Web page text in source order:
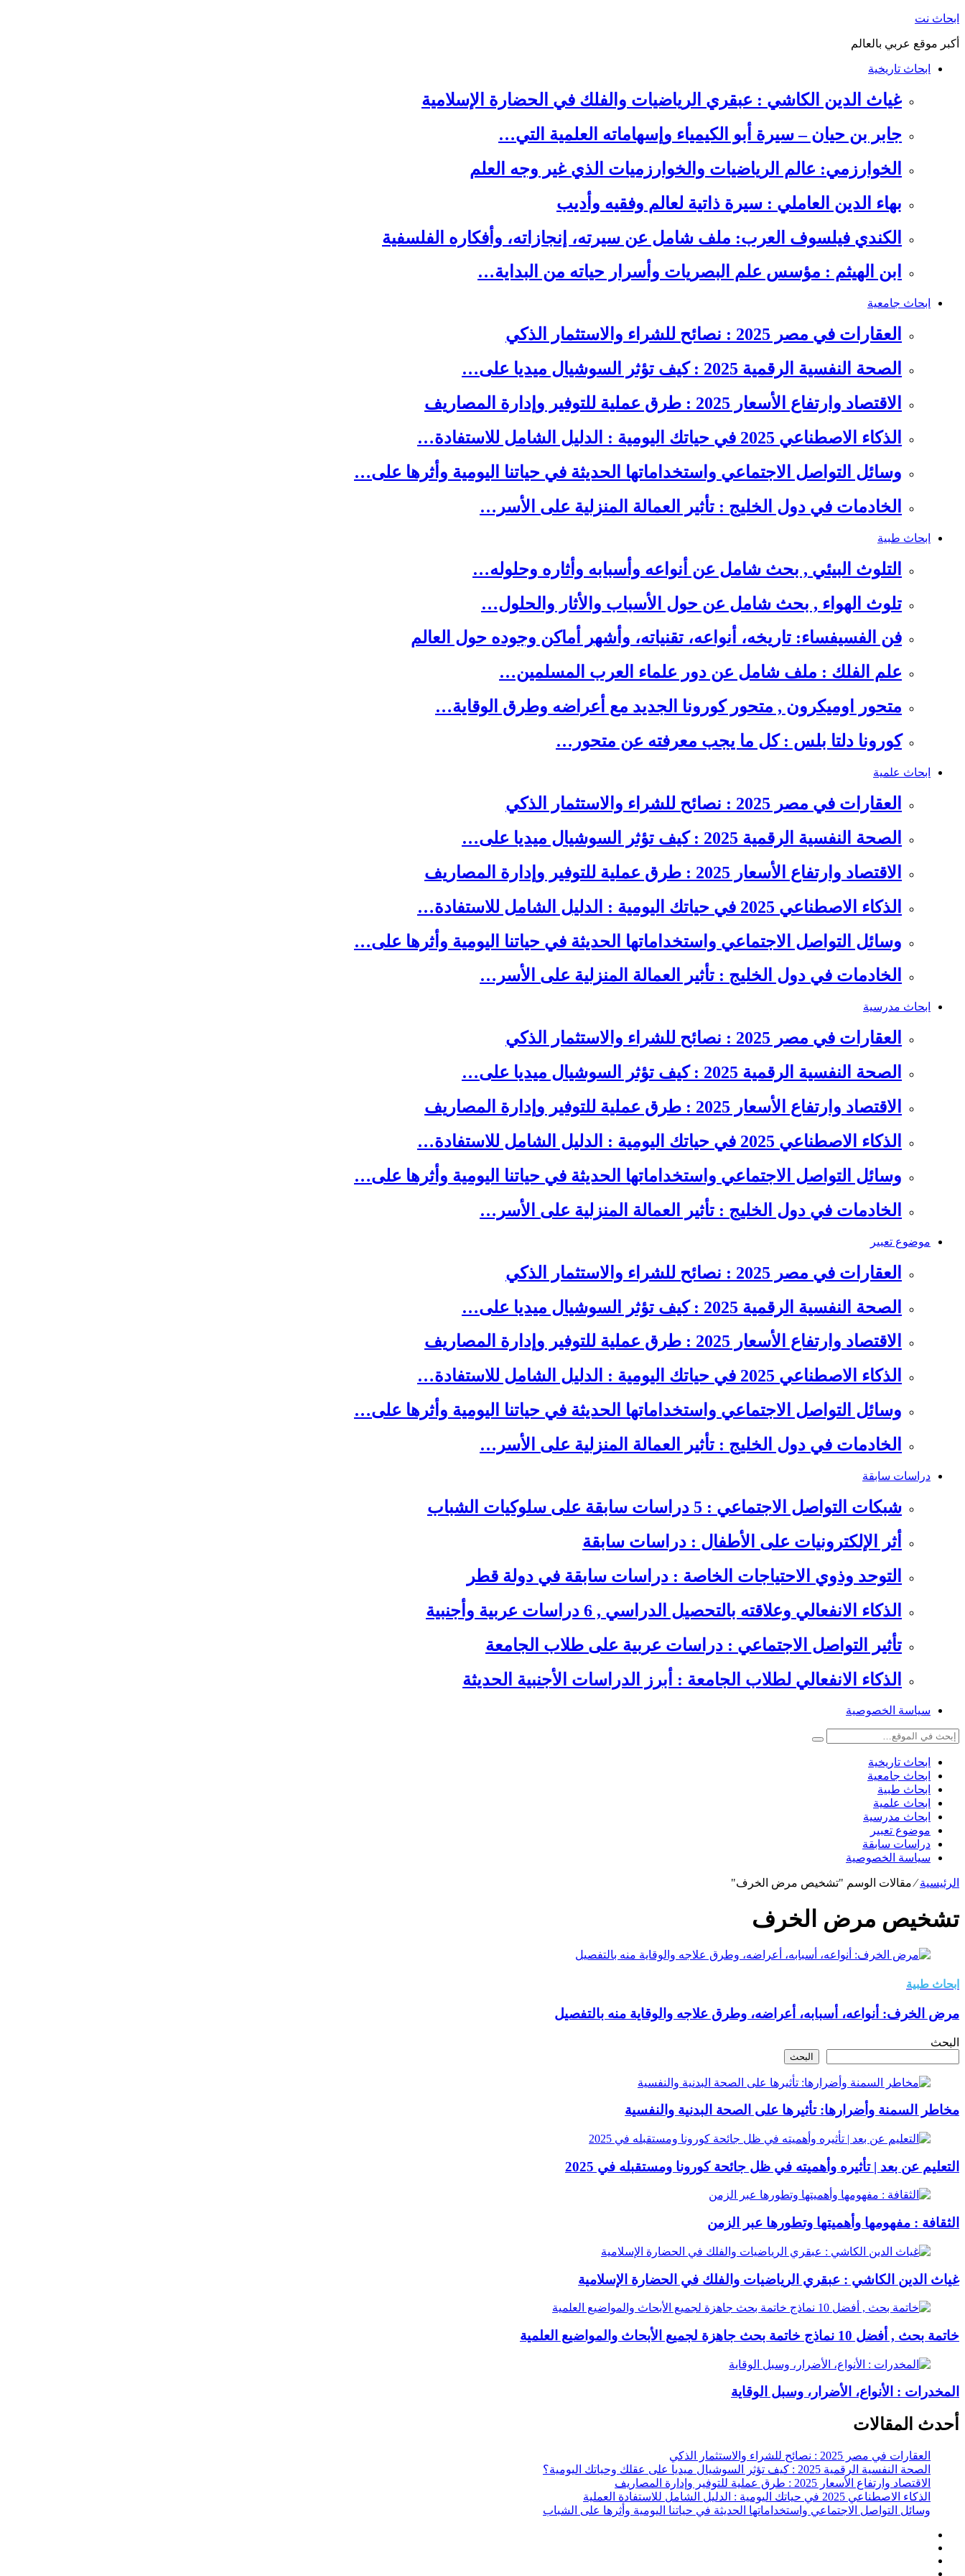
التجاوز
المحتوى
ابحاث نت
أكبر موقع عربي بالعالم
ابحاث تاريخية
غياث الدين الكاشي : عبقري الرياضيات والفلك في الحضارة الإسلامية
جابر بن حيان – سيرة أبو الكيمياء وإسهاماته العلمية التي…
الخوارزمي: عالم الرياضيات والخوارزميات الذي غير وجه العلم
بهاء الدين العاملي : سيرة ذاتية لعالم وفقيه وأديب
الكندي فيلسوف العرب: ملف شامل عن سيرته، إنجازاته، وأفكاره الفلسفية
ابن الهيثم : مؤسس علم البصريات وأسرار حياته من البداية…
ابحاث جامعية
العقارات في مصر 2025 : نصائح للشراء والاستثمار الذكي
الصحة النفسية الرقمية 2025 : كيف تؤثر السوشيال ميديا على…
الاقتصاد وارتفاع الأسعار 2025 : طرق عملية للتوفير وإدارة المصاريف
الذكاء الاصطناعي 2025 في حياتك اليومية : الدليل الشامل للاستفادة…
وسائل التواصل الاجتماعي واستخداماتها الحديثة في حياتنا اليومية وأثرها على…
الخادمات في دول الخليج : تأثير العمالة المنزلية على الأسر…
ابحاث طبية
التلوث البيئي , بحث شامل عن أنواعه وأسبابه وأثاره وحلوله…
تلوث الهواء , بحث شامل عن حول الأسباب والأثار والحلول…
فن الفسيفساء: تاريخه، أنواعه، تقنياته، وأشهر أماكن وجوده حول العالم
علم الفلك : ملف شامل عن دور علماء العرب المسلمين…
متحور اوميكرون , متحور كورونا الجديد مع أعراضه وطرق الوقاية…
كورونا دلتا بلس : كل ما يجب معرفته عن متحور…
ابحاث علمية
العقارات في مصر 2025 : نصائح للشراء والاستثمار الذكي
الصحة النفسية الرقمية 2025 : كيف تؤثر السوشيال ميديا على…
الاقتصاد وارتفاع الأسعار 2025 : طرق عملية للتوفير وإدارة المصاريف
الذكاء الاصطناعي 2025 في حياتك اليومية : الدليل الشامل للاستفادة…
وسائل التواصل الاجتماعي واستخداماتها الحديثة في حياتنا اليومية وأثرها على…
الخادمات في دول الخليج : تأثير العمالة المنزلية على الأسر…
ابحاث مدرسية
العقارات في مصر 2025 : نصائح للشراء والاستثمار الذكي
الصحة النفسية الرقمية 2025 : كيف تؤثر السوشيال ميديا على…
الاقتصاد وارتفاع الأسعار 2025 : طرق عملية للتوفير وإدارة المصاريف
الذكاء الاصطناعي 2025 في حياتك اليومية : الدليل الشامل للاستفادة…
وسائل التواصل الاجتماعي واستخداماتها الحديثة في حياتنا اليومية وأثرها على…
الخادمات في دول الخليج : تأثير العمالة المنزلية على الأسر…
موضوع تعبير
العقارات في مصر 2025 : نصائح للشراء والاستثمار الذكي
الصحة النفسية الرقمية 2025 : كيف تؤثر السوشيال ميديا على…
الاقتصاد وارتفاع الأسعار 2025 : طرق عملية للتوفير وإدارة المصاريف
الذكاء الاصطناعي 2025 في حياتك اليومية : الدليل الشامل للاستفادة…
وسائل التواصل الاجتماعي واستخداماتها الحديثة في حياتنا اليومية وأثرها على…
الخادمات في دول الخليج : تأثير العمالة المنزلية على الأسر…
دراسات سابقة
شبكات التواصل الاجتماعي : 5 دراسات سابقة على سلوكيات الشباب
أثر الإلكترونيات على الأطفال : دراسات سابقة
التوحد وذوي الاحتياجات الخاصة : دراسات سابقة في دولة قطر
الذكاء الانفعالي وعلاقته بالتحصيل الدراسي , 6 دراسات عربية وأجنبية
تأثير التواصل الاجتماعي : دراسات عربية على طلاب الجامعة
الذكاء الانفعالي لطلاب الجامعة : أبرز الدراسات الأجنبية الحديثة
سياسة الخصوصية
ابحاث تاريخية
ابحاث جامعية
ابحاث طبية
ابحاث علمية
ابحاث مدرسية
موضوع تعبير
دراسات سابقة
سياسة الخصوصية
الرئيسية⁄مقالات الوسم "تشخيص مرض الخرف"
تشخيص مرض الخرف
ابحاث طبية
مرض الخرف: أنواعه، أسبابه، أعراضه، وطرق علاجه والوقاية منه بالتفصيل
البحث
البحث
مخاطر السمنة وأضرارها: تأثيرها على الصحة البدنية والنفسية
التعليم عن بعد | تأثيره وأهميته في ظل جائحة كورونا ومستقبله في 2025
الثقافة : مفهومها وأهميتها وتطورها عبر الزمن
غياث الدين الكاشي : عبقري الرياضيات والفلك في الحضارة الإسلامية
خاتمة بحث , أفضل 10 نماذج خاتمة بحث جاهزة لجميع الأبحاث والمواضيع العلمية
المخدرات : الأنواع، الأضرار، وسبل الوقاية
أحدث المقالات
العقارات في مصر 2025 : نصائح للشراء والاستثمار الذكي
الصحة النفسية الرقمية 2025 : كيف تؤثر السوشيال ميديا على عقلك وحياتك اليومية؟
الاقتصاد وارتفاع الأسعار 2025 : طرق عملية للتوفير وإدارة المصاريف
الذكاء الاصطناعي 2025 في حياتك اليومية : الدليل الشامل للاستفادة العملية
وسائل التواصل الاجتماعي واستخداماتها الحديثة في حياتنا اليومية وأثرها على الشباب